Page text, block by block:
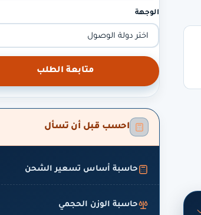
الوجهة
متابعة الطلب
احسب قبل أن تسأل
حاسبة أساس تسعير الشحن
حاسبة الوزن الحجمي